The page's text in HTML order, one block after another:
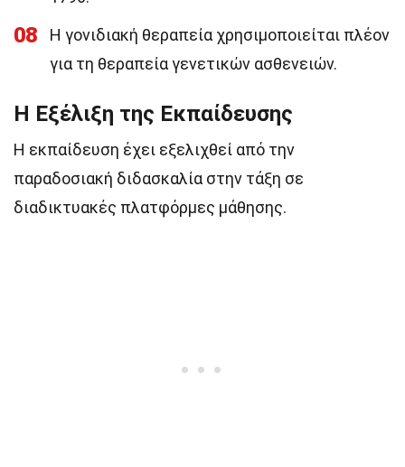
08
Η γονιδιακή θεραπεία χρησιμοποιείται πλέον
για τη θεραπεία γενετικών ασθενειών.
Η Εξέλιξη της Εκπαίδευσης
Η εκπαίδευση έχει εξελιχθεί από την
παραδοσιακή διδασκαλία στην τάξη σε
διαδικτυακές πλατφόρμες μάθησης.